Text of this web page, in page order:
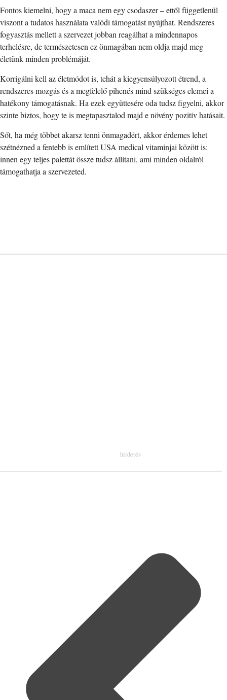
Fontos kiemelni, hogy a maca nem egy csodaszer – ettől függetlenül
viszont a tudatos használata valódi támogatást nyújthat. Rendszeres
fogyasztás mellett a szervezet jobban reagálhat a mindennapos
terhelésre, de természetesen ez önmagában nem oldja majd meg
életünk minden problémáját.
Korrigálni kell az életmódot is, tehát a kiegyensúlyozott étrend, a
rendszeres mozgás és a megfelelő pihenés mind szükséges elemei a
hatékony támogatásnak. Ha ezek együttesére oda tudsz figyelni, akkor
szinte biztos, hogy te is megtapasztalod majd e növény pozitív hatásait.
Sőt, ha még többet akarsz tenni önmagadért, akkor érdemes lehet
szétnézned a fentebb is említett USA medical vitaminjai között is:
innen egy teljes palettát össze tudsz állítani, ami minden oldalról
támogathatja a szervezeted.